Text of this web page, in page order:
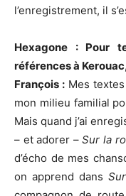
l’enregistrement, il
Hexagone : Pour
références à
François : Mes
mon milieu familial
Mais quand j’ai
– et adorer –Sur la
d’écho de mes
on apprend dans